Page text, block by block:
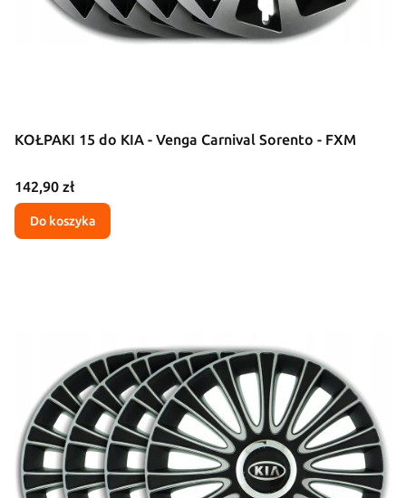
KOŁPAKI 15 do KIA - Venga Carnival Sorento - FXM
Cena
142,90 zł
Do koszyka